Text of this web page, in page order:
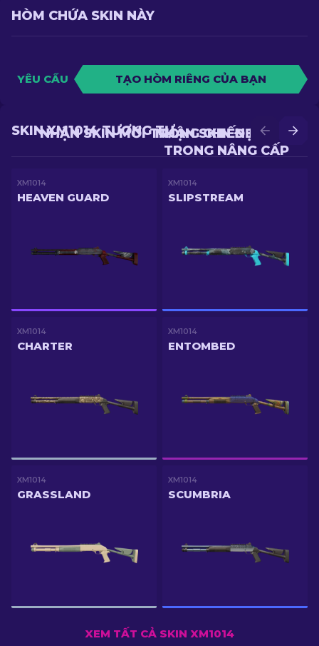
HÒM CHỨA SKIN NÀY
YÊU CẦU TẠO HÒM RIÊNG CỦA BẠN
NHẬN SKIN ĐẸP HƠN
TRONG NÂNG CẤP
NHẬN SKIN MỚI TRONG CHIẾN ĐẤU
SKIN XM1014 TƯƠNG TỰ
XM1014
HEAVEN GUARD
XM1014
SLIPSTREAM
XM1014
CHARTER
XM1014
ENTOMBED
XM1014
GRASSLAND
XM1014
SCUMBRIA
XEM TẤT CẢ SKIN XM1014